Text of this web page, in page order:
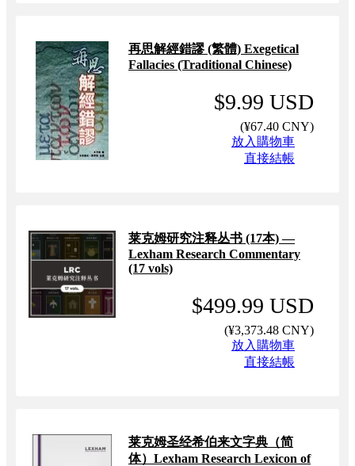
再思解經錯謬 (繁體) Exegetical
Fallacies (Traditional Chinese)
$9.99 USD
(¥67.40 CNY)
放入購物車
直接結帳
莱克姆研究注释丛书 (17本) —
Lexham Research Commentary
(17 vols)
$499.99 USD
(¥3,373.48 CNY)
放入購物車
直接結帳
莱克姆圣经希伯来文字典（简
体）Lexham Research Lexicon of